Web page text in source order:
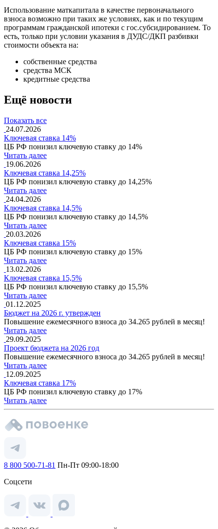
Использование маткапитала в качестве первоначального
взноса возможно при таких же условиях, как и по текущим
программам гражданской ипотеки с гос.субсидированием. То
есть, только при условии указания в ДУДС/ДКП разбивки
стоимости объекта на:
собственные средства
средства МСК
кредитные средства
Ещё новости
Показать все
24.07.2026
Ключевая ставка 14%
ЦБ РФ понизил ключевую ставку до 14%
Читать далее
19.06.2026
Ключевая ставка 14,25%
ЦБ РФ понизил ключевую ставку до 14,25%
Читать далее
24.04.2026
Ключевая ставка 14,5%
ЦБ РФ понизил ключевую ставку до 14,5%
Читать далее
20.03.2026
Ключевая ставка 15%
ЦБ РФ понизил ключевую ставку до 15%
Читать далее
13.02.2026
Ключевая ставка 15,5%
ЦБ РФ понизил ключевую ставку до 15,5%
Читать далее
01.12.2025
Бюджет на 2026 г. утвержден
Повышение ежемесячного взноса до 34.265 рублей в месяц!
Читать далее
29.09.2025
Проект бюджета на 2026 год
Повышение ежемесячного взноса до 34.265 рублей в месяц!
Читать далее
12.09.2025
Ключевая ставка 17%
ЦБ РФ понизил ключевую ставку до 17%
Читать далее
8 800 500-71-81 Пн-Пт 09:00-18:00
Соцсети